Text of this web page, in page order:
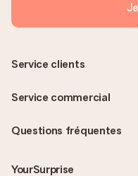
Questions fréquentes
YourSurprise
Service clients
Service commercial